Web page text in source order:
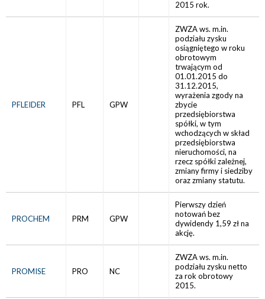
2015 rok.
PFLEIDER PFL GPW
ZWZA ws. m.in.
podziału zysku
osiągniętego w roku
obrotowym
trwającym od
01.01.2015 do
31.12.2015,
wyrażenia zgody na
zbycie
przedsiębiorstwa
spółki, w tym
wchodzących w skład
przedsiębiorstwa
nieruchomości, na
rzecz spółki zależnej,
zmiany firmy i siedziby
oraz zmiany statutu.
PROCHEM PRM GPW
Pierwszy dzień
notowań bez
dywidendy 1,59 zł na
akcję.
PROMISE PRO NC
ZWZA ws. m.in.
podziału zysku netto
za rok obrotowy
2015.